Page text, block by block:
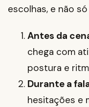
escolhas, e não
Antes da
chega com
postura e
Durante a
hesitações e